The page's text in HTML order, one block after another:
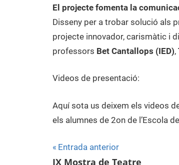
El projecte fomenta la
Disseny per a trobar solució als
projecte innovador, carismàtic i
professors Bet Cantallops (IED),
Videos de presentació:
Aquí sota us deixem els videos
els alumnes de 2on de l’Escola
Navegació
Entrada anterior
IX Mostra de Teatre